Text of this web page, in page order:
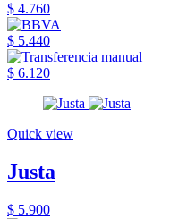
$ 4.760
$ 5.440
$ 6.120
Quick view
Justa
$ 5.900